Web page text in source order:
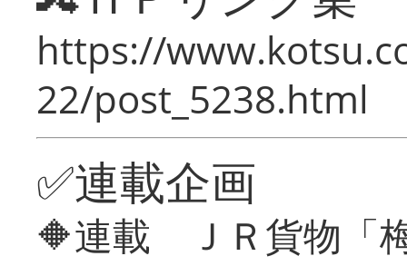
https://
22/post_5238.html
✅連載企画
🔶連載 ＪＲ貨物「